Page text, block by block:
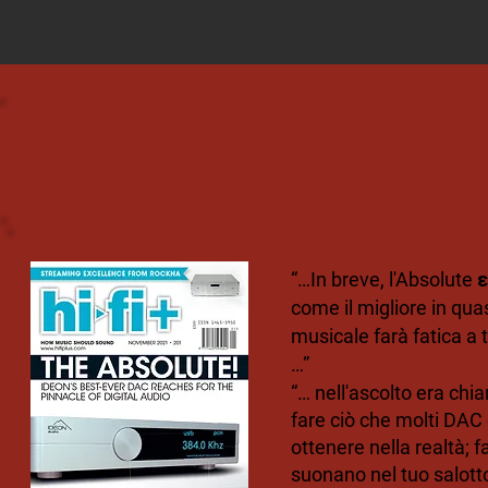
“…In breve, l'Absolute
come il migliore in
musicale farà fatica a
…”
“… nell'ascolto era
fare ciò che molti
ottenere nella realtà;
suonano nel tuo